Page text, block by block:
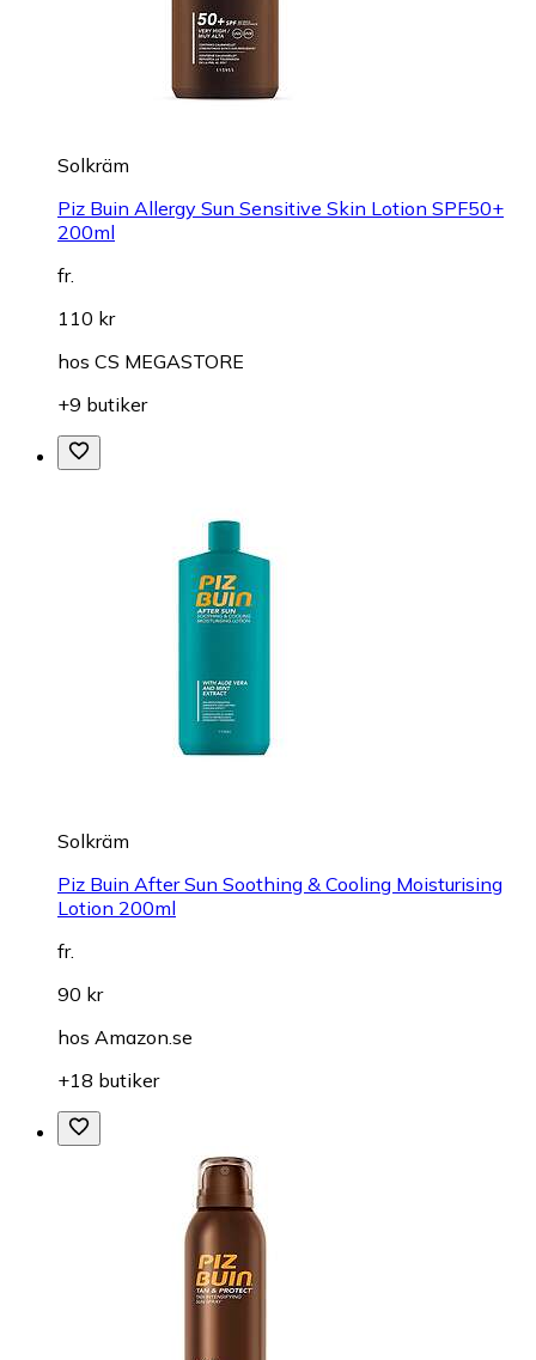
Solkräm
Piz Buin Allergy Sun Sensitive Skin Lotion SPF50+
200ml
fr.
110 kr
hos CS MEGASTORE
+9 butiker
Solkräm
Piz Buin After Sun Soothing & Cooling Moisturising
Lotion 200ml
fr.
90 kr
hos Amazon.se
+18 butiker